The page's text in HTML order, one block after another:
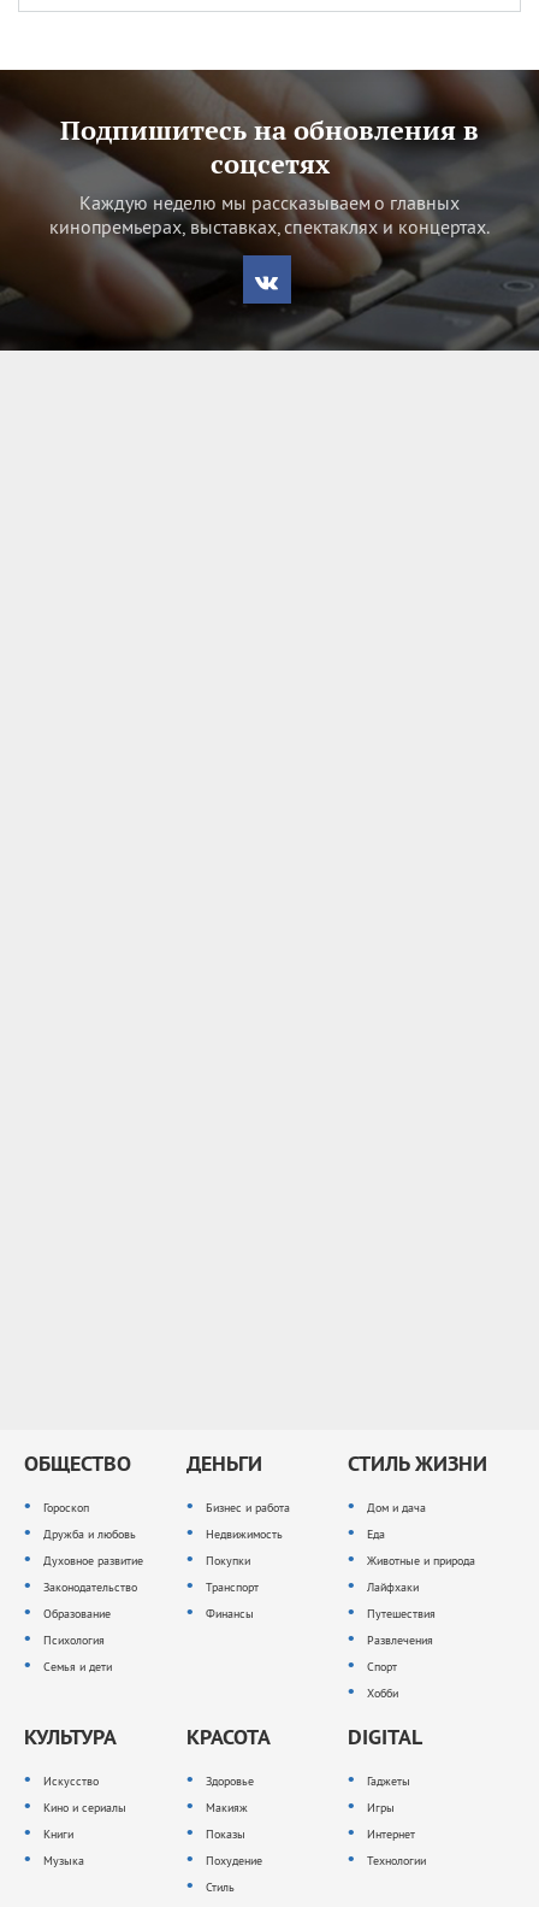
Подпишитесь на обновления в
соцсетях
Каждую неделю мы рассказываем о главных
кинопремьерах, выставках, спектаклях и концертах.
ОБЩЕСТВО
Гороскоп
Дружба и любовь
Духовное развитие
Законодательство
Образование
Психология
Семья и дети
ДЕНЬГИ
Бизнес и работа
Недвижимость
Покупки
Транспорт
Финансы
СТИЛЬ ЖИЗНИ
Дом и дача
Еда
Животные и природа
Лайфхаки
Путешествия
Развлечения
Спорт
Хобби
КУЛЬТУРА
Искусство
Кино и сериалы
Книги
Музыка
КРАСОТА
Здоровье
Макияж
Показы
Похудение
Стиль
DIGITAL
Гаджеты
Игры
Интернет
Технологии